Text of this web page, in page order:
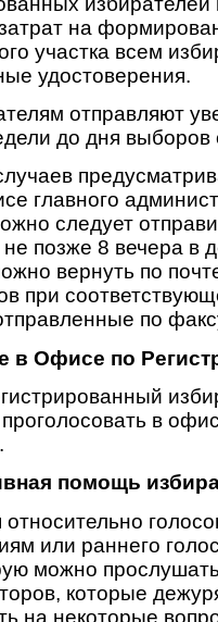
на
участка всем
удостоверения.
отправляют
до дня
главного
следует
позже 8 вечера в
вернуть по
при
по
в Офисе по
в
помощь
или раннего
можно
которые
на некоторые